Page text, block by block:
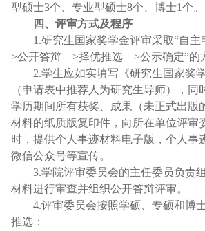
型硕士3个、专业型硕士8个、博士1个。
四、 评审方式及程序
1.研究生国家奖学金评审采取“自主
>公开答辩—>择优推选—>公示确定”的
2.学生应如实填写《研究生国家奖
（申请表中推荐人为研究生导师），同
学历期间所有获奖、成果（未正式出版
材料的纸质版复印件，向所在单位评审
时，提供个人事迹材料电子版，个人事
微信公众号等宣传。
3.学院评审委员会的主任委员负责
材料进行审查并组织公开答辩评审。
4.评审委员会按照学硕、专硕和博
推选：